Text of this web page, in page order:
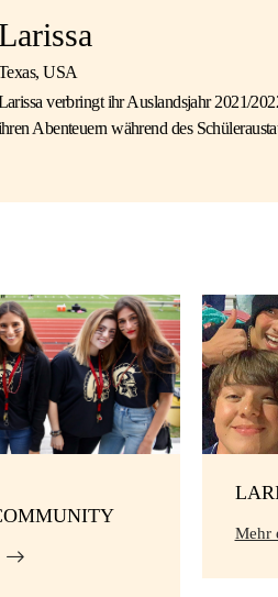
USA
verbringt ihr Auslandsjahr 2021/
Abenteuern während des
Mehr